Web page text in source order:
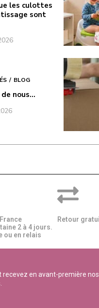
les culottes
sont
BLOG
nous…
2 à 4 jours.
ou en relais​​
Retour
recevez en avant-première